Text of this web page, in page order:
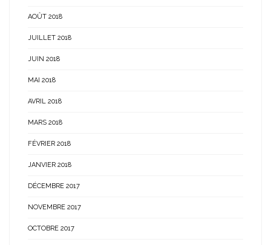
AOÛT 2018
JUILLET 2018
JUIN 2018
MAI 2018
AVRIL 2018
MARS 2018
FÉVRIER 2018
JANVIER 2018
DÉCEMBRE 2017
NOVEMBRE 2017
OCTOBRE 2017